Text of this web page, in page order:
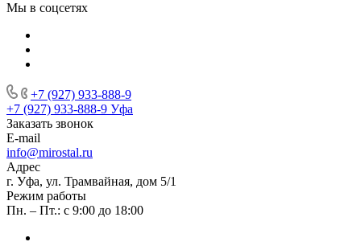
Мы в соцсетях
+7 (927) 933-888-9
+7 (927) 933-888-9 Уфа
Заказать звонок
E-mail
info@mirostal.ru
Адрес
г. Уфа, ул. Трамвайная, дом 5/1
Режим работы
Пн. – Пт.: с 9:00 до 18:00